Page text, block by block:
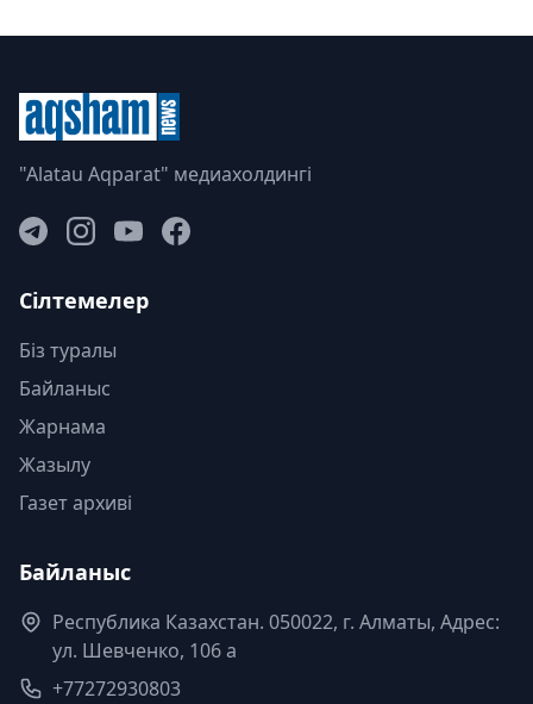
"Alatau Aqparat" медиахолдингі
Сілтемелер
Біз туралы
Байланыс
Жарнама
Жазылу
Газет архиві
Байланыс
Республика Казахстан. 050022, г. Алматы, Адрес:
ул. Шевченко, 106 а
+77272930803